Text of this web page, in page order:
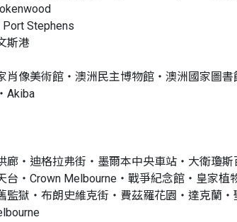
Port Stephens
斯港
像美術館‧澳洲民主博物館‧澳洲國家圖
‧迪格拉弗街‧墨爾本中央車站‧大衛瓊
台‧Crown Melbourne‧戰爭紀念館‧皇家
監獄‧布朗史維克街‧費茲羅花園‧達克蘭‧